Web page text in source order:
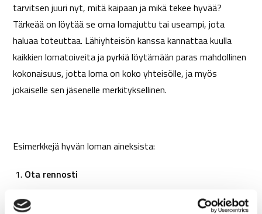
tarvitsen juuri nyt, mitä kaipaan ja mikä tekee hyvää?
Tärkeää on löytää se oma lomajuttu tai useampi, jota
haluaa toteuttaa. Lähiyhteisön kanssa kannattaa kuulla
kaikkien lomatoiveita ja pyrkiä löytämään paras mahdollinen
kokonaisuus, jotta loma on koko yhteisölle, ja myös
jokaiselle sen jäsenelle merkityksellinen.
Esimerkkejä hyvän loman aineksista:
Ota rennosti
Nauti lomasta päivä kerrallaan ja varaa jokaiseen päivään